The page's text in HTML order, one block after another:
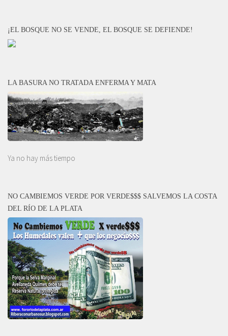
¡EL BOSQUE NO SE VENDE, EL BOSQUE SE DEFIENDE!
LA BASURA NO TRATADA ENFERMA Y MATA
Ya no hay más tiempo
NO CAMBIEMOS VERDE POR VERDE$$$ SALVEMOS LA COSTA
DEL RÍO DE LA PLATA